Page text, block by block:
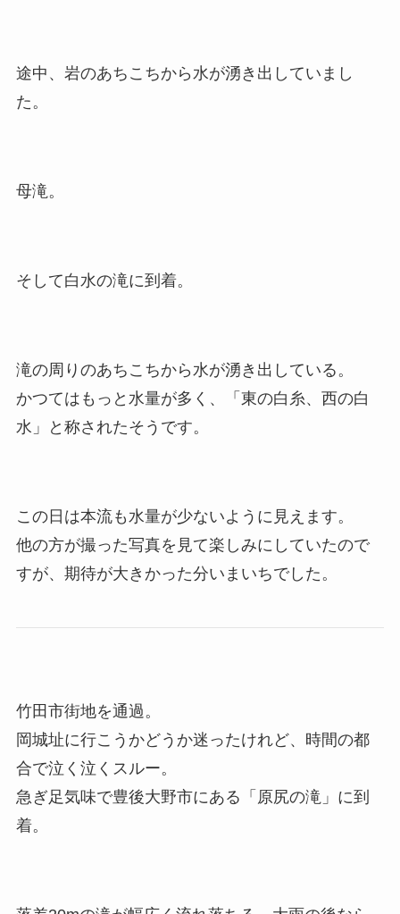
途中、岩のあちこちから水が湧き出していまし
た。
母滝。
そして白水の滝に到着。
滝の周りのあちこちから水が湧き出している。
かつてはもっと水量が多く、「東の白糸、西の白
水」と称されたそうです。
この日は本流も水量が少ないように見えます。
他の方が撮った写真を見て楽しみにしていたので
すが、期待が大きかった分いまいちでした。
竹田市街地を通過。
岡城址に行こうかどうか迷ったけれど、時間の都
合で泣く泣くスルー。
急ぎ足気味で豊後大野市にある「原尻の滝」に到
着。